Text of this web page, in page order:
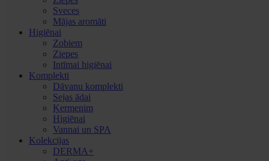
Sveces
Mājas aromāti
Higiēnai
Zobiem
Ziepes
Intīmai higiēnai
Komplekti
Dāvanu komplekti
Sejas ādai
Ķermenim
Higiēnai
Vannai un SPA
Kolekcijas
DERMA+